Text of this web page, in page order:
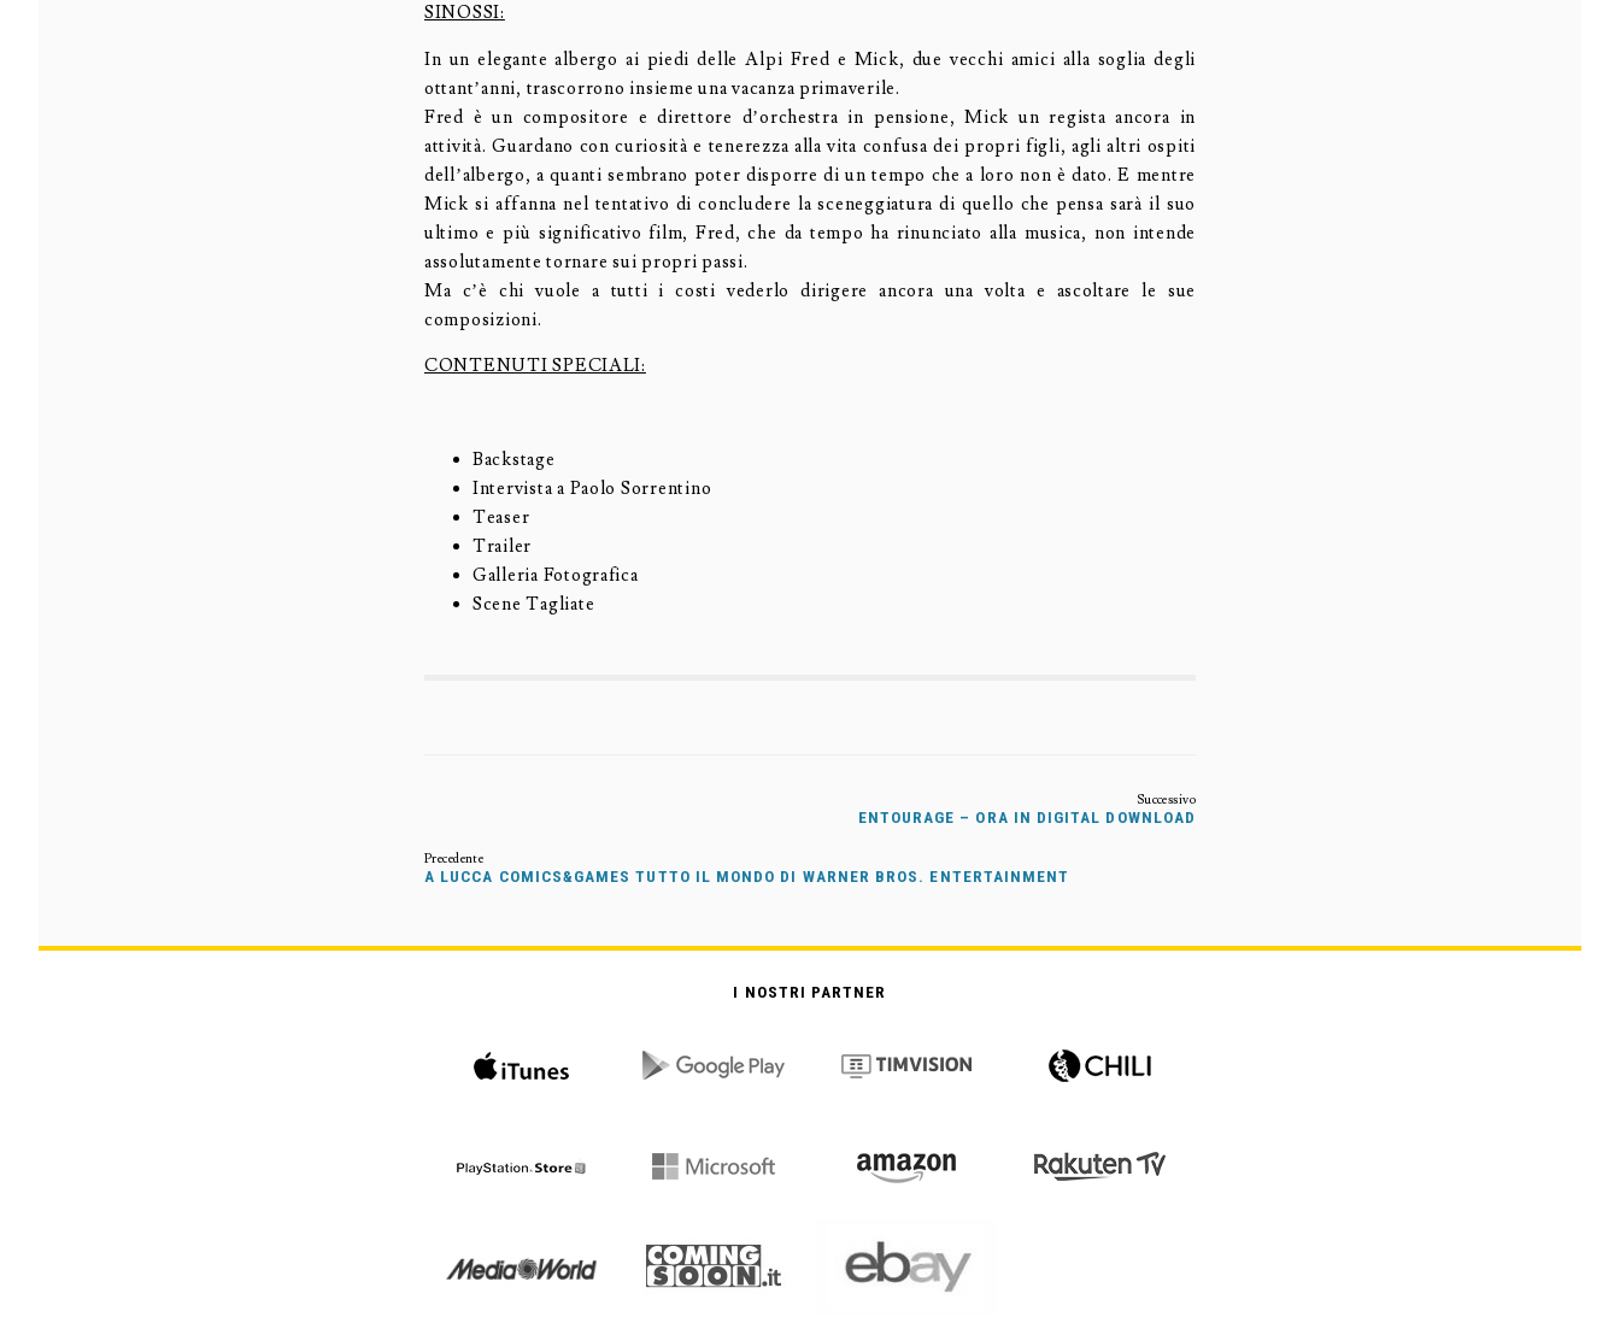
SINOSSI:
In un elegante albergo ai piedi delle Alpi Fred e Mick, due vecchi amici alla soglia degli
ottant’anni, trascorrono insieme una vacanza primaverile.
Fred è un compositore e direttore d’orchestra in pensione, Mick un regista ancora in
attività. Guardano con curiosità e tenerezza alla vita confusa dei propri figli, agli altri ospiti
dell’albergo, a quanti sembrano poter disporre di un tempo che a loro non è dato. E mentre
Mick si affanna nel tentativo di concludere la sceneggiatura di quello che pensa sarà il suo
ultimo e più significativo film, Fred, che da tempo ha rinunciato alla musica, non intende
assolutamente tornare sui propri passi.
Ma c’è chi vuole a tutti i costi vederlo dirigere ancora una volta e ascoltare le sue
composizioni.
CONTENUTI SPECIALI:
Backstage
Intervista a Paolo Sorrentino
Teaser
Trailer
Galleria Fotografica
Scene Tagliate
ENTOURAGE – ORA IN DIGITAL DOWNLOAD
A LUCCA COMICS&GAMES TUTTO IL MONDO DI WARNER BROS. ENTERTAINMENT
I NOSTRI PARTNER